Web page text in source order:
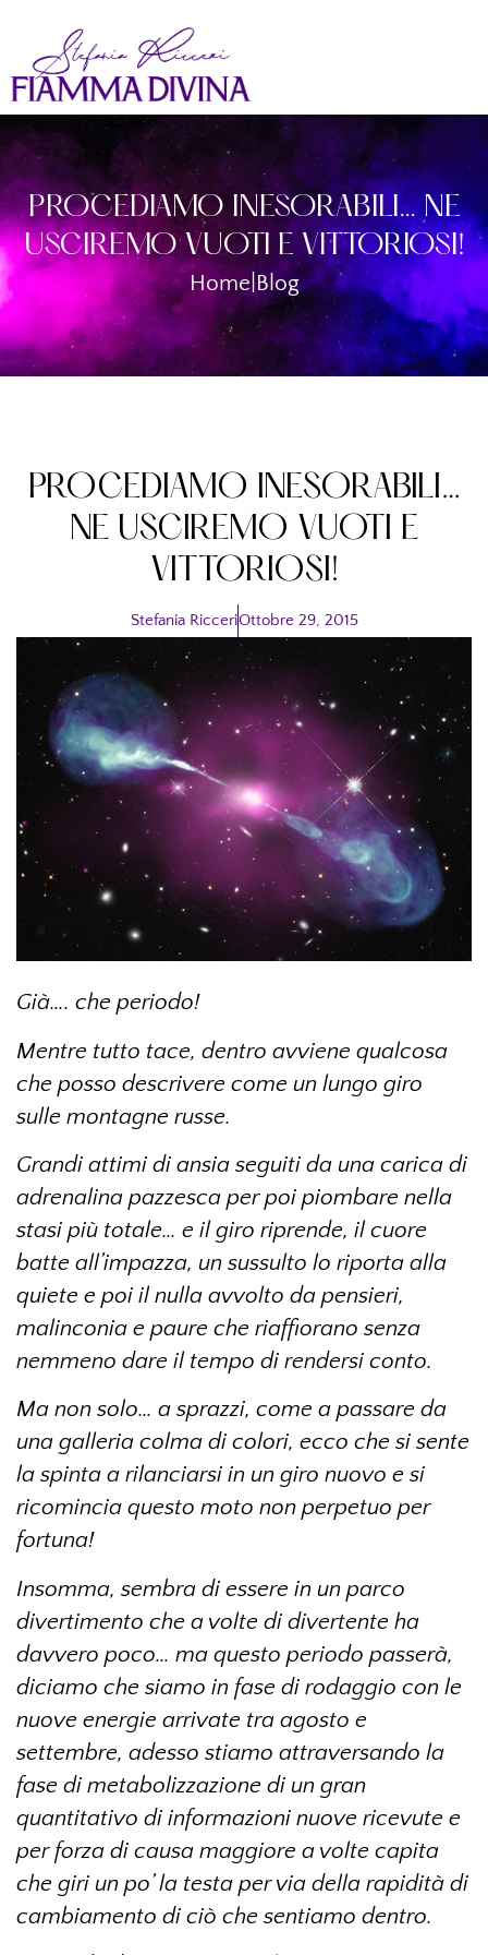
PROCEDIAMO INESORABILI… NE
USCIREMO VUOTI E VITTORIOSI!
Home|Blog
PROCEDIAMO INESORABILI…
NE USCIREMO VUOTI E
VITTORIOSI!
Stefania RicceriOttobre 29, 2015
Già…. che periodo!
Mentre tutto tace, dentro avviene qualcosa
che posso descrivere come un lungo giro
sulle montagne russe.
Grandi attimi di ansia seguiti da una carica di
adrenalina pazzesca per poi piombare nella
stasi più totale… e il giro riprende, il cuore
batte all’impazza, un sussulto lo riporta alla
quiete e poi il nulla avvolto da pensieri,
malinconia e paure che riaffiorano senza
nemmeno dare il tempo di rendersi conto.
Ma non solo… a sprazzi, come a passare da
una galleria colma di colori, ecco che si sente
la spinta a rilanciarsi in un giro nuovo e si
ricomincia questo moto non perpetuo per
fortuna!
Insomma, sembra di essere in un parco
divertimento che a volte di divertente ha
davvero poco… ma questo periodo passerà,
diciamo che siamo in fase di rodaggio con le
nuove energie arrivate tra agosto e
settembre, adesso stiamo attraversando la
fase di metabolizzazione di un gran
quantitativo di informazioni nuove ricevute e
per forza di causa maggiore a volte capita
che giri un po’ la testa per via della rapidità di
cambiamento di ciò che sentiamo dentro.